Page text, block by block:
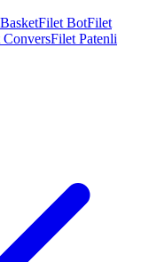
Filet BotFilet
ConversFilet Patenli